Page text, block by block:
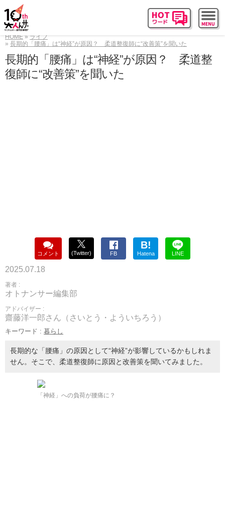
HOME
ライフ
長期的「腰痛」は“神経”が原因？ 柔道整復師に“改善策”を聞いた
長期的「腰痛」は“神経”が原因？ 柔道整
復師に“改善策”を聞いた
コメント (Twitter) FB
B!
Hatena LINE
2025.07.18
著者 :
オトナンサー編集部
アドバイザー :
齋藤洋一郎さん（さいとう・よういちろう）
キーワード : 暮らし
長期的な「腰痛」の原因として“神経”が影響しているかもしれま
せん。そこで、柔道整復師に原因と改善策を聞いてみました。
「神経」への負荷が腰痛に？